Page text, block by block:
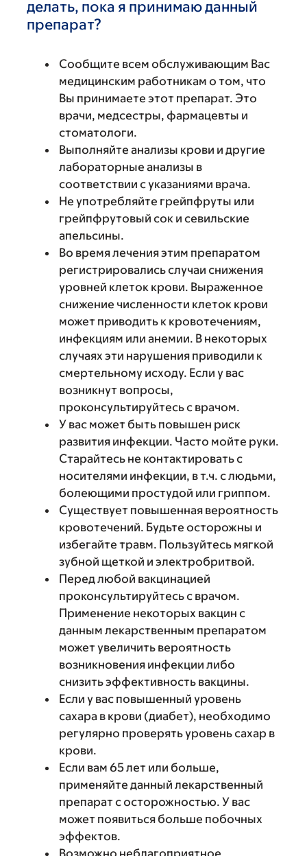
делать, пока я принимаю данный
препарат?
Сообщите всем обслуживающим Вас
медицинским работникам о том, что
Вы принимаете этот препарат. Это
врачи, медсестры, фармацевты и
стоматологи.
Выполняйте анализы крови и другие
лабораторные анализы в
соответствии с указаниями врача.
Не употребляйте грейпфруты или
грейпфрутовый сок и севильские
апельсины.
Во время лечения этим препаратом
регистрировались случаи снижения
уровней клеток крови. Выраженное
снижение численности клеток крови
может приводить к кровотечениям,
инфекциям или анемии. В некоторых
случаях эти нарушения приводили к
смертельному исходу. Если у вас
возникнут вопросы,
проконсультируйтесь с врачом.
У вас может быть повышен риск
развития инфекции. Часто мойте руки.
Старайтесь не контактировать с
носителями инфекции, в т.ч. с людьми,
болеющими простудой или гриппом.
Существует повышенная вероятность
кровотечений. Будьте осторожны и
избегайте травм. Пользуйтесь мягкой
зубной щеткой и электробритвой.
Перед любой вакцинацией
проконсультируйтесь с врачом.
Применение некоторых вакцин с
данным лекарственным препаратом
может увеличить вероятность
возникновения инфекции либо
снизить эффективность вакцины.
Если у вас повышенный уровень
сахара в крови (диабет), необходимо
регулярно проверять уровень сахар в
крови.
Если вам 65 лет или больше,
применяйте данный лекарственный
препарат с осторожностью. У вас
может появиться больше побочных
эффектов.
Возможно неблагоприятное